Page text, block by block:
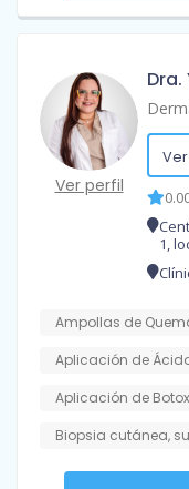
Ver perfil
1,
Ampollas de
Aplicación de
Aplicación de Botox
Biopsia cutánea,